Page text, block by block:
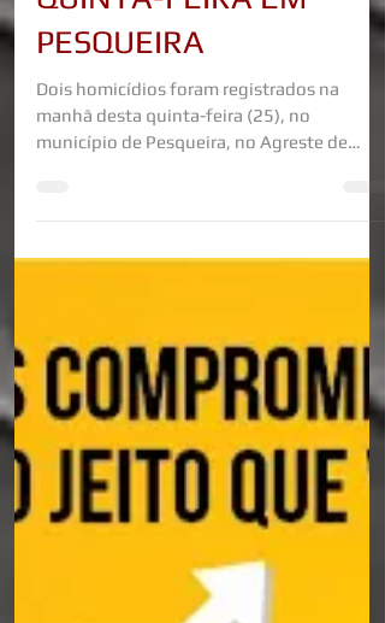
QUINTA-FEIRA EM
PESQUEIRA
Dois homicídios foram registrados na
manhã desta quinta-feira (25), no
cidade, e os casos estão sendo
onde Adriano Ricardo Teixeira, de 26 anos,
foi encontrado sem vida em um terreno,
apresentando diversas lesões provocadas
por arma branca. Durante a perícia realizada
pelo Insti